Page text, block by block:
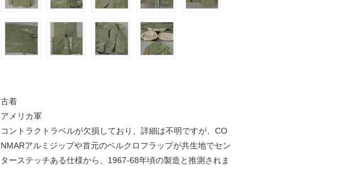
古着
アメリカ軍
コントラクトラベルが欠損しており、詳細は不明ですが、CO
NMARアルミジップや首元のベルクロフラップが共生地でセン
ターステッチある仕様から、1967-68年頃の製造と推測されま